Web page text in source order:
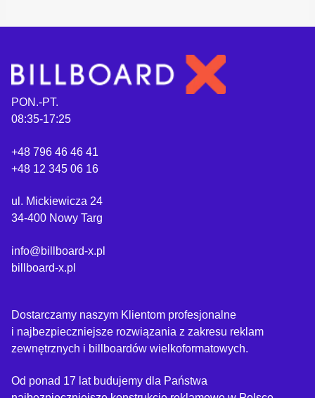
PON.-PT.
08:35-17:25
+48 796 46 46 41
+48 12 345 06 16
ul. Mickiewicza 24
34-400 Nowy Targ
info@billboard-x.pl
billboard-x.pl
Dostarczamy naszym Klientom profesjonalne
i najbezpieczniejsze rozwiązania z zakresu reklam
zewnętrznych i billboardów wielkoformatowych.
Od ponad 17 lat budujemy dla Państwa